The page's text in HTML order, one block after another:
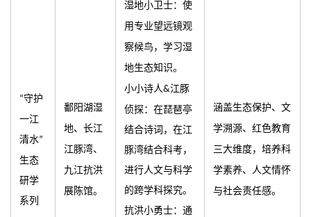
“守护
一江
清水”
生态
研学
系列
鄱阳湖湿
地、长江
江豚湾、
九江抗洪
展陈馆。
湿地小卫士：使
用专业望远镜观
察候鸟，学习湿
地生态知识。
小小诗人&江豚
侦探：在琵琶亭
结合诗词，在江
豚湾结合科考，
进行人文与科学
的跨学科探究。
抗洪小勇士：通
涵盖生态保护、文
学溯源、红色教育
三大维度，培养科
学素养、人文情怀
与社会责任感。